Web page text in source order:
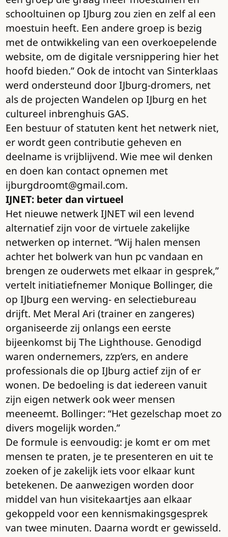
schooltuinen op IJburg zou zien en zelf al een
moestuin heeft. Een andere groep is bezig
met de ontwikkeling van een overkoepelende
website, om de digitale versnippering hier het
hoofd bieden.” Ook de intocht van Sinterklaas
werd ondersteund door IJburg-dromers, net
als de projecten Wandelen op IJburg en het
cultureel inbrenghuis GAS.
Een bestuur of statuten kent het netwerk niet,
er wordt geen contributie geheven en
deelname is vrijblijvend. Wie mee wil denken
en doen kan contact opnemen met
ijburgdroomt@gmail.com.
IJNET: beter dan virtueel
Het nieuwe netwerk IJNET wil een levend
alternatief zijn voor de virtuele zakelijke
netwerken op internet. “Wij halen mensen
achter het bolwerk van hun pc vandaan en
brengen ze ouderwets met elkaar in gesprek,”
vertelt initiatiefnemer Monique Bollinger, die
op IJburg een werving- en selectiebureau
drijft. Met Meral Ari (trainer en zangeres)
organiseerde zij onlangs een eerste
bijeenkomst bij The Lighthouse. Genodigd
waren ondernemers, zzp’ers, en andere
professionals die op IJburg actief zijn of er
wonen. De bedoeling is dat iedereen vanuit
zijn eigen netwerk ook weer mensen
meeneemt. Bollinger: “Het gezelschap moet zo
divers mogelijk worden.”
De formule is eenvoudig: je komt er om met
mensen te praten, je te presenteren en uit te
zoeken of je zakelijk iets voor elkaar kunt
betekenen. De aanwezigen worden door
middel van hun visitekaartjes aan elkaar
gekoppeld voor een kennismakingsgesprek
van twee minuten. Daarna wordt er gewisseld.